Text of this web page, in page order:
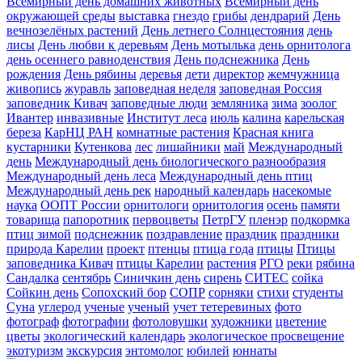
окружающей среды выставка гнездо грибы дендрарий День
вечнозелёных растений День летнего Солнцестояния день
лисы День любви к деревьям День мотылька день орнитолога
день осеннего равноденствия День подснежника День
рождения День рябины деревья дети директор жемчужница
живопись журавль заповедная неделя заповедная Россия
заповедник Кивач заповедные люди земляника зима зоолог
Ивантер инвазивные Институт леса июль калина карельская
береза КарНЦ РАН комнатные растения Красная книга
кустарники Кутенкова лес лишайники май Международный
день Международный день биологического разнообразия
Международный день леса Международный день птиц
Международный день рек народный календарь насекомые
наука ООПТ России орнитологи орнитология осень памяти
товарища папоротник первоцветы ПетрГУ пленэр подкормка
птиц зимой подснежник поздравление праздник праздники
природа Карелии проект птенцы птица года птицы Птицы
заповедника Кивач птицы Карелии растения РГО реки рябина
Сандалка сентябрь Синичкин день сирень СИТЕС сойка
Сойкин день Сопохский бор СОПР сорняки стихи студенты
Суна углерод ученые ученый учет тетеревиных фото
фотограф фотографии фотоловушки художники цветение
цветы экологический календарь экологическое просвещение
экотуризм экскурсия энтомолог юбилей юннаты